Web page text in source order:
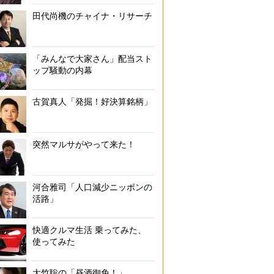
田代尚機のチャイナ・リサーチ
「みんなで大家さん」配当スト
ップ騒動の内幕
古賀真人「発掘！好決算銘柄」
突然マルサがやって来た！
河合雅司「人口減少ニッポンの
活路」
快適クルマ生活 乗ってみた、
使ってみた